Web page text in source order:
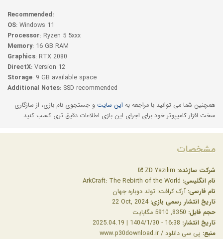
Recommended:
OS: Windows 11
Processor: Ryzen 5 5xxx
Memory: 16 GB RAM
Graphics: RTX 2080
DirectX: Version 12
Storage: 9 GB available space
Additional Notes: SSD recommended
همچنین شما می توانید با مراجعه به این سایت و جستجوی نام بازی، از سازگاری
سخت افزار کامیپوتر خود برای اجرای این بازی اطلاعات دقیق تری کسب کنید.
مشخصات
شرکت سازنده:
نام انگلیسی:
نام فارسی: آرک کرافت: تولد دوباره جهان
تاریخ انتشار رسمی بازی: ‎22 Oct, 2024
حجم فایل:
تاریخ انتشار:
منبع: پی سی دانلود / www.p30download.ir